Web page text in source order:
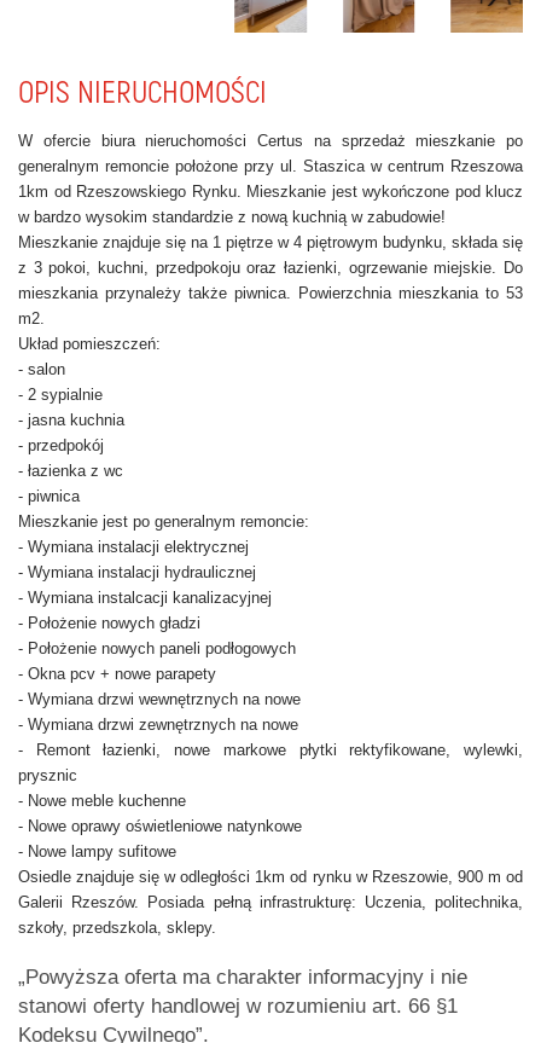
OPIS NIERUCHOMOŚCI
W ofercie biura nieruchomości Certus na sprzedaż mieszkanie po
generalnym remoncie położone przy ul. Staszica w centrum Rzeszowa
1km od Rzeszowskiego Rynku. Mieszkanie jest wykończone pod klucz
w bardzo wysokim standardzie z nową kuchnią w zabudowie!
Mieszkanie znajduje się na 1 piętrze w 4 piętrowym budynku, składa się
z 3 pokoi, kuchni, przedpokoju oraz łazienki, ogrzewanie miejskie. Do
mieszkania przynależy także piwnica. Powierzchnia mieszkania to 53
m2.
Układ pomieszczeń:
- salon
- 2 sypialnie
- jasna kuchnia
- przedpokój
- łazienka z wc
- piwnica
Mieszkanie jest po generalnym remoncie:
- Wymiana instalacji elektrycznej
- Wymiana instalacji hydraulicznej
- Wymiana instalcacji kanalizacyjnej
- Położenie nowych gładzi
- Położenie nowych paneli podłogowych
- Okna pcv + nowe parapety
- Wymiana drzwi wewnętrznych na nowe
- Wymiana drzwi zewnętrznych na nowe
- Remont łazienki, nowe markowe płytki rektyfikowane, wylewki,
prysznic
- Nowe meble kuchenne
- Nowe oprawy oświetleniowe natynkowe
- Nowe lampy sufitowe
Osiedle znajduje się w odległości 1km od rynku w Rzeszowie, 900 m od
Galerii Rzeszów. Posiada pełną infrastrukturę: Uczenia, politechnika,
szkoły, przedszkola, sklepy.
„Powyższa oferta ma charakter informacyjny i nie
stanowi oferty handlowej w rozumieniu art. 66 §1
Kodeksu Cywilnego”.